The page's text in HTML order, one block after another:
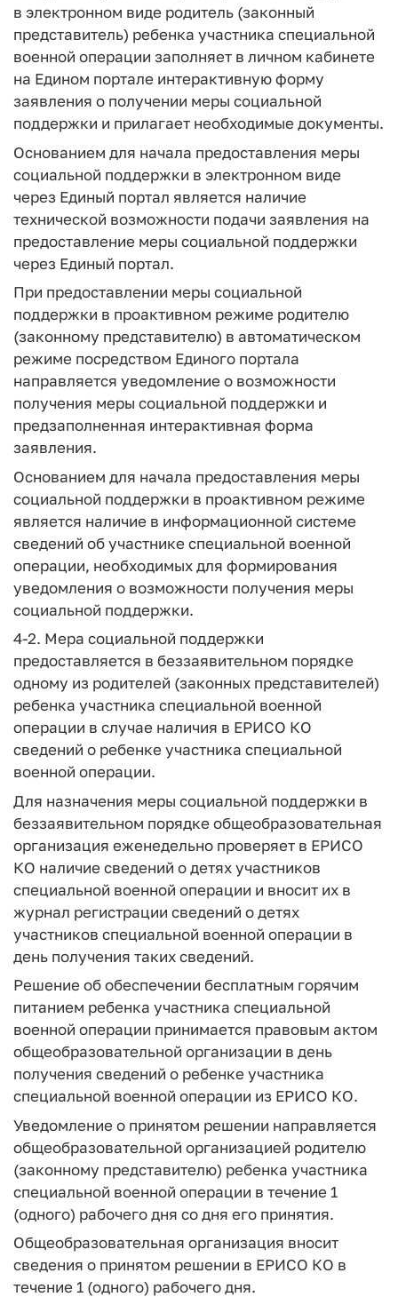
в электронном виде родитель (законный
представитель) ребенка участника специальной
военной операции заполняет в личном кабинете
на Едином портале интерактивную форму
заявления о получении меры социальной
поддержки и прилагает необходимые документы.
Основанием для начала предоставления меры
социальной поддержки в электронном виде
через Единый портал является наличие
технической возможности подачи заявления на
предоставление меры социальной поддержки
через Единый портал.
При предоставлении меры социальной
поддержки в проактивном режиме родителю
(законному представителю) в автоматическом
режиме посредством Единого портала
направляется уведомление о возможности
получения меры социальной поддержки и
предзаполненная интерактивная форма
заявления.
Основанием для начала предоставления меры
социальной поддержки в проактивном режиме
является наличие в информационной системе
сведений об участнике специальной военной
операции, необходимых для формирования
уведомления о возможности получения меры
социальной поддержки.
4-2. Мера социальной поддержки
предоставляется в беззаявительном порядке
одному из родителей (законных представителей)
ребенка участника специальной военной
операции в случае наличия в ЕРИСО КО
сведений о ребенке участника специальной
военной операции.
Для назначения меры социальной поддержки в
беззаявительном порядке общеобразовательная
организация еженедельно проверяет в ЕРИСО
КО наличие сведений о детях участников
специальной военной операции и вносит их в
журнал регистрации сведений о детях
участников специальной военной операции в
день получения таких сведений.
Решение об обеспечении бесплатным горячим
питанием ребенка участника специальной
военной операции принимается правовым актом
общеобразовательной организации в день
получения сведений о ребенке участника
специальной военной операции из ЕРИСО КО.
Уведомление о принятом решении направляется
общеобразовательной организацией родителю
(законному представителю) ребенка участника
специальной военной операции в течение 1
(одного) рабочего дня со дня его принятия.
Общеобразовательная организация вносит
сведения о принятом решении в ЕРИСО КО в
течение 1 (одного) рабочего дня.